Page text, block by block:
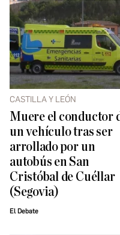
CASTILLA Y LEÓN
Muere el conductor
un vehículo tras ser
arrollado por un
autobús en San
Cristóbal de Cuéllar
(Segovia)
El Debate